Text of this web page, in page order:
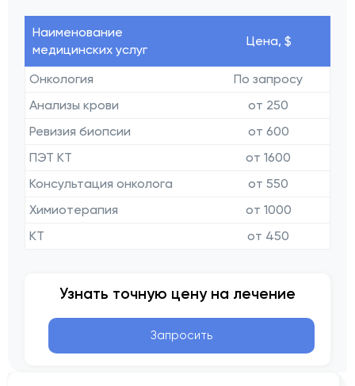
Наименование
медицинских услуг
Цена, $
Онкология
По запросу
Анализы крови
от 250
Ревизия биопсии
от 600
ПЭТ КТ
от 1600
Консультация онколога
от 550
Химиотерапия
от 1000
КТ
от 450
Узнать точную цену на лечение
Запросить